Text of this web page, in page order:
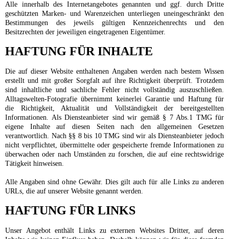
Alle innerhalb des Internetangebotes genannten und ggf. durch Dritte
geschützten Marken- und Warenzeichen unterliegen uneingeschränkt den
Bestimmungen des jeweils gültigen Kennzeichenrechts und den
Besitzrechten der jeweiligen eingetragenen Eigentümer.
HAFTUNG FÜR INHALTE
Die auf dieser Website enthaltenen Angaben werden nach bestem Wissen
erstellt und mit großer Sorgfalt auf ihre Richtigkeit überprüft. Trotzdem
sind inhaltliche und sachliche Fehler nicht vollständig auszuschließen.
Alltagswelten-Fotografie übernimmt keinerlei Garantie und Haftung für
die Richtigkeit, Aktualität und Vollständigkeit der bereitgestellten
Informationen. Als Diensteanbieter sind wir gemäß § 7 Abs.1 TMG für
eigene Inhalte auf diesen Seiten nach den allgemeinen Gesetzen
verantwortlich. Nach §§ 8 bis 10 TMG sind wir als Diensteanbieter jedoch
nicht verpflichtet, übermittelte oder gespeicherte fremde Informationen zu
überwachen oder nach Umständen zu forschen, die auf eine rechtswidrige
Tätigkeit hinweisen.
Alle Angaben sind ohne Gewähr. Dies gilt auch für alle Links zu anderen
URLs, die auf unserer Website genannt werden.
HAFTUNG FÜR LINKS
Unser Angebot enthält Links zu externen Websites Dritter, auf deren